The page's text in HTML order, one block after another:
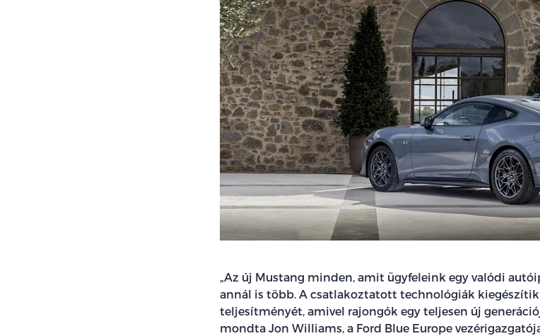
„Az új Mustang minden, amit ügyfeleink egy valódi
annál is több. A csatlakoztatott technológiák
teljesítményét, amivel rajongók egy teljesen új
mondta Jon Williams, a Ford Blue Europe